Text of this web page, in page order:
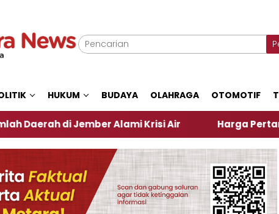
HUKUM BUDAYA OLAHRAGA OTOMOTIF
di Jember Alami Krisi Air Harga Pertamax